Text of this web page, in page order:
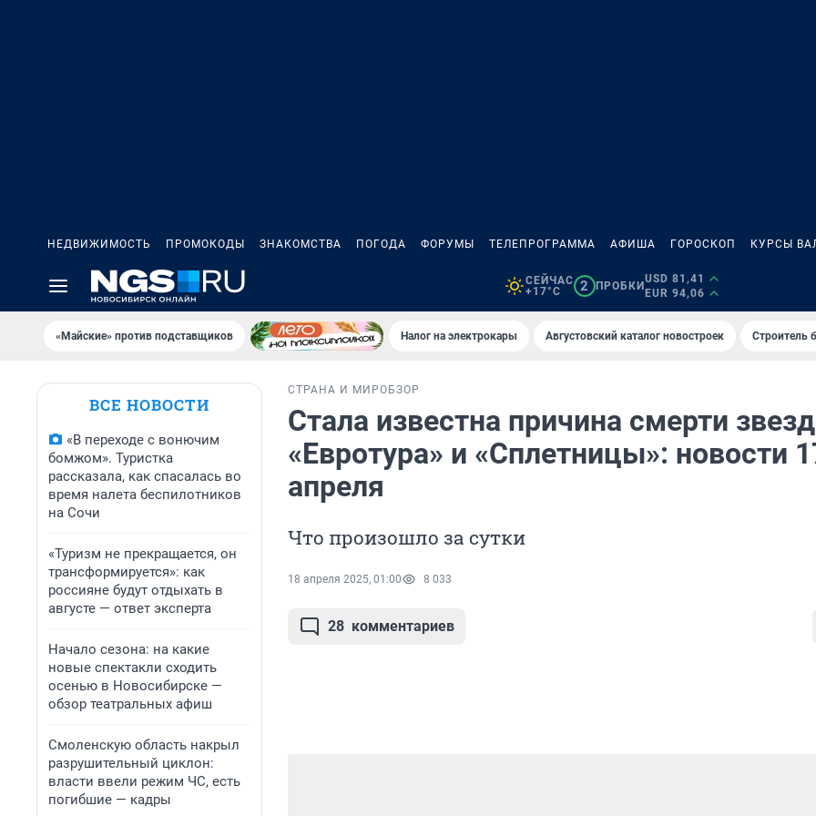
НЕДВИЖИМОСТЬ ПРОМОКОДЫ ЗНАКОМСТВА ПОГОДА ФОРУМЫ ТЕЛЕПРОГРАММА АФИША ГОРОСКОП КУРСЫ
СЕЙЧАС
+17°C
2 ПРОБКИ
USD 81,41
EUR 94,06
«Майские» против подставщиков Налог на электрокары Августовский каталог новостроек Строитель
ВСЕ НОВОСТИ
«В переходе с вонючим
бомжом». Туристка
рассказала, как спасалась во
время налета беспилотников
на Сочи
«Туризм не прекращается, он
трансформируется»: как
россияне будут отдыхать в
августе — ответ эксперта
Начало сезона: на какие
новые спектакли сходить
осенью в Новосибирске —
обзор театральных афиш
Смоленскую область накрыл
разрушительный циклон:
власти ввели режим ЧС, есть
погибшие — кадры
СТРАНА И МИРОБЗОР
Стала известна причина смерти
«Евротура» и «Сплетницы»: новости
апреля
Что произошло за сутки
18 апреля 2025, 01:00 8 033
28 комментариев